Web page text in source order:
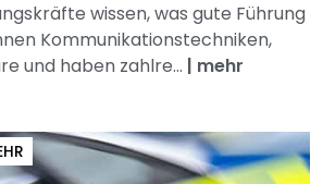
wissen, was gute Führung
Kommunikationstechniken,
und haben zahlre... | mehr